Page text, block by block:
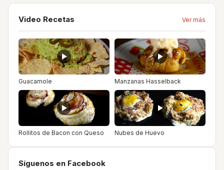
Video Recetas Ver más
Guacamole Manzanas Hasselback
Rollitos de Bacon con Queso Nubes de Huevo
Síguenos en Facebook